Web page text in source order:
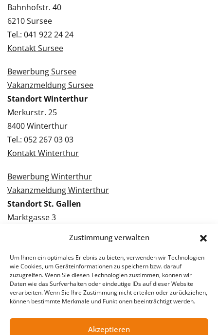
Zustimmung verwalten
Um Ihnen ein optimales Erlebnis zu bieten, verwenden wir Technologien
wie Cookies, um Geräteinformationen zu speichern bzw. darauf
zuzugreifen. Wenn Sie diesen Technologien zustimmen, können wir
Daten wie das Surfverhalten oder eindeutige IDs auf dieser Website
verarbeiten. Wenn Sie Ihre Zustimmung nicht erteilen oder zurückziehen,
können bestimmte Merkmale und Funktionen beeinträchtigt werden.
Akzeptieren
Bahnhofstr. 40
6210 Sursee
Tel.: 041 922 24 24
Kontakt Sursee
Bewerbung Sursee
Vakanzmeldung Sursee
Standort Winterthur
Merkurstr. 25
8400 Winterthur
Tel.: 052 267 03 03
Kontakt Winterthur
Bewerbung Winterthur
Vakanzmeldung Winterthur
Standort St. Gallen
Marktgasse 3
Kontakt St. Gallen
Bewerbung St. Gallen
Vakanzmeldung St. Gallen